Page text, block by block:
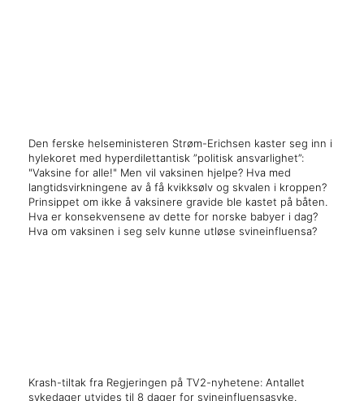
Den ferske helseministeren Strøm-Erichsen kaster seg inn i
hylekoret med hyperdilettantisk ”politisk ansvarlighet”:
"Vaksine for alle!" Men vil vaksinen hjelpe? Hva med
langtidsvirkningene av å få kvikksølv og skvalen i kroppen?
Prinsippet om ikke å vaksinere gravide ble kastet på båten.
Hva er konsekvensene av dette for norske babyer i dag?
Hva om vaksinen i seg selv kunne utløse svineinfluensa?
Krash-tiltak fra Regjeringen på TV2-nyhetene: Antallet
sykedager utvides til 8 dager for svineinfluensasyke.